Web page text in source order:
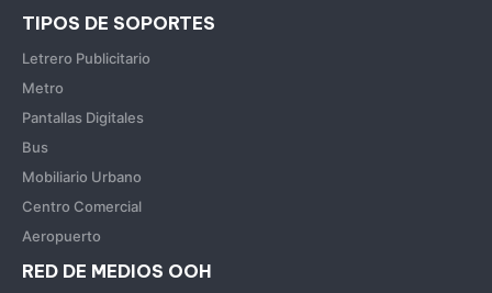
TIPOS DE SOPORTES
Letrero Publicitario
Metro
Pantallas Digitales
Bus
Mobiliario Urbano
Centro Comercial
Aeropuerto
RED DE MEDIOS OOH